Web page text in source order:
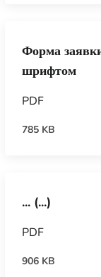
Форма
шрифтом
PDF
785 KB
... (...)
PDF
906 KB